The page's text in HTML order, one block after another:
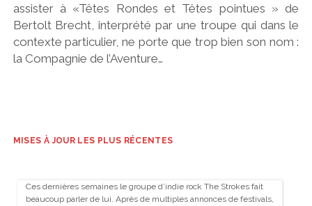
assister à «Têtes Rondes et Têtes pointues » de
Bertolt Brecht, interprété par une troupe qui dans le
contexte particulier, ne porte que trop bien son nom :
la Compagnie de l’Aventure…
MISES À JOUR LES PLUS RÉCENTES
Ces dernières semaines le groupe d’indie rock The Strokes fait
beaucoup parler de lui. Après de multiples annonces de festivals,